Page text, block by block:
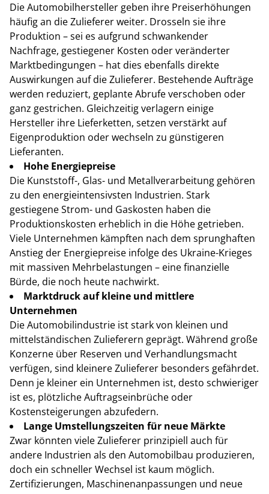
Die Automobilhersteller geben ihre Preiserhöhungen
häufig an die Zulieferer weiter. Drosseln sie ihre
Produktion – sei es aufgrund schwankender
Nachfrage, gestiegener Kosten oder veränderter
Marktbedingungen – hat dies ebenfalls direkte
Auswirkungen auf die Zulieferer. Bestehende Aufträge
werden reduziert, geplante Abrufe verschoben oder
ganz gestrichen. Gleichzeitig verlagern einige
Hersteller ihre Lieferketten, setzen verstärkt auf
Eigenproduktion oder wechseln zu günstigeren
Lieferanten.
Hohe Energiepreise
Die Kunststoff-, Glas- und Metallverarbeitung gehören
zu den energieintensivsten Industrien. Stark
gestiegene Strom- und Gaskosten haben die
Produktionskosten erheblich in die Höhe getrieben.
Viele Unternehmen kämpften nach dem sprunghaften
Anstieg der Energiepreise infolge des Ukraine-Krieges
mit massiven Mehrbelastungen – eine finanzielle
Bürde, die noch heute nachwirkt.
Marktdruck auf kleine und mittlere
Unternehmen
Die Automobilindustrie ist stark von kleinen und
mittelständischen Zulieferern geprägt. Während große
Konzerne über Reserven und Verhandlungsmacht
verfügen, sind kleinere Zulieferer besonders gefährdet.
Denn je kleiner ein Unternehmen ist, desto schwieriger
ist es, plötzliche Auftragseinbrüche oder
Kostensteigerungen abzufedern.
Lange Umstellungszeiten für neue Märkte
Zwar könnten viele Zulieferer prinzipiell auch für
andere Industrien als den Automobilbau produzieren,
doch ein schneller Wechsel ist kaum möglich.
Zertifizierungen, Maschinenanpassungen und neue